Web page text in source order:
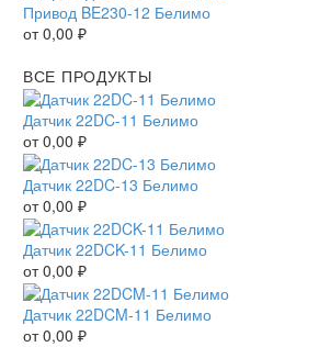
Привод BE230-12 Белимо
от0,00 ₽
ВСЕ ПРОДУКТЫ
Датчик 22DC-11 Белимо
от0,00 ₽
Датчик 22DC-13 Белимо
от0,00 ₽
Датчик 22DCK-11 Белимо
от0,00 ₽
Датчик 22DCM-11 Белимо
от0,00 ₽